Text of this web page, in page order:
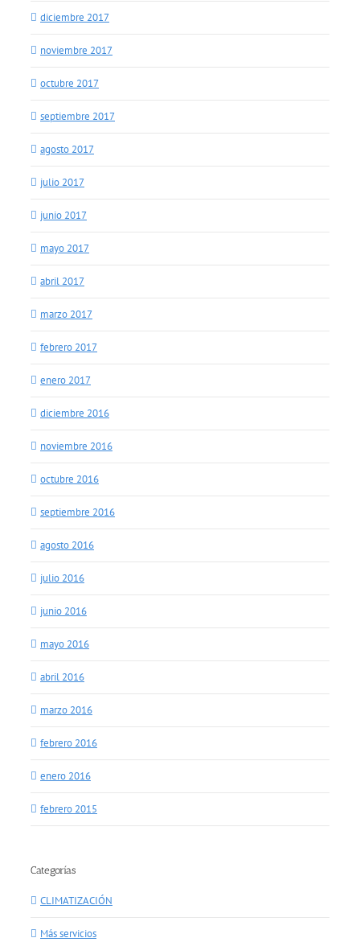
diciembre 2017
noviembre 2017
octubre 2017
septiembre 2017
agosto 2017
julio 2017
junio 2017
mayo 2017
abril 2017
marzo 2017
febrero 2017
enero 2017
diciembre 2016
noviembre 2016
octubre 2016
septiembre 2016
agosto 2016
julio 2016
junio 2016
mayo 2016
abril 2016
marzo 2016
febrero 2016
enero 2016
febrero 2015
Categorías
CLIMATIZACIÓN
Más servicios